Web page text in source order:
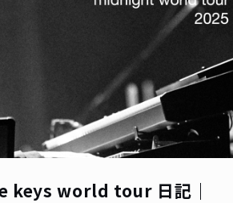
keys world tour 日記｜